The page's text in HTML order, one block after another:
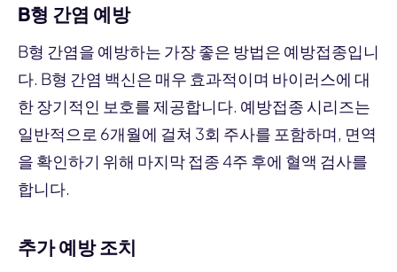
B형 간염 예방
B형 간염을 예방하는 가장 좋은 방법은 예방접종입니
다. B형 간염 백신은 매우 효과적이며 바이러스에 대
한 장기적인 보호를 제공합니다. 예방접종 시리즈는
일반적으로 6개월에 걸쳐 3회 주사를 포함하며, 면역
을 확인하기 위해 마지막 접종 4주 후에 혈액 검사를
합니다.
추가 예방 조치